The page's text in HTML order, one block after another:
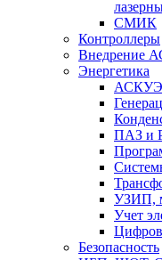
СМИК
Контроллеры
Внедрение
Энергетика
АСКУЭ
ПАЗ и
УЗИП,
Учет
Безопасность